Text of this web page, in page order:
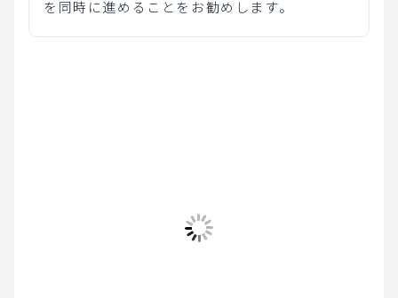
を同時に進めることをお勧めします。